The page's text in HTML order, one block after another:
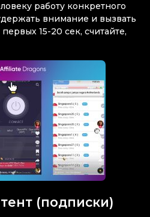
работу конкретного
внимание и вызвать
15-20 сек, считайте,
(подписки)